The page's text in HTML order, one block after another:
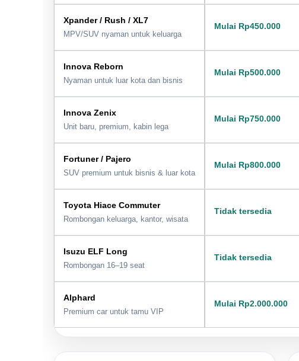
Xpander / Rush / XL7
MPV/SUV nyaman untuk keluarga
Mulai Rp450.000
Innova Reborn
Nyaman untuk luar kota dan bisnis
Mulai Rp500.000
Innova Zenix
Unit baru, premium, kabin lega
Mulai Rp750.000
Fortuner / Pajero
SUV premium untuk bisnis & luar kota
Mulai Rp800.000
Toyota Hiace Commuter
Rombongan keluarga, kantor, wisata
Tidak tersedia
Isuzu ELF Long
Rombongan 16–19 seat
Tidak tersedia
Alphard
Premium car untuk tamu VIP
Mulai Rp2.000.000